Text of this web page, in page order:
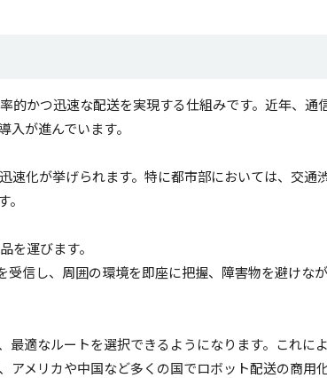
的かつ迅速な配送を実現する仕組みです。近年、通
が進んでいます。
速化が挙げられます。特に都市部においては、交通
を運びます。
信し、周囲の環境を即座に把握、障害物を避けなが
最適なルートを選択できるようになります。これに
アメリカや中国など多くの国でロボット配送の商用